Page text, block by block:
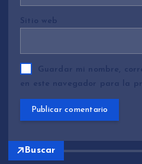
Sitio web
Guardar mi nombre,
en este navegador para la
Buscar